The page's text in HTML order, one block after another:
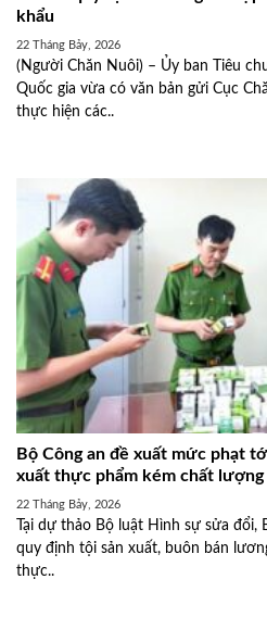
khẩu
22 Tháng Bảy, 2026
(Người Chăn Nuôi) – Ủy ban Tiêu
Quốc gia vừa có văn bản gửi Cục
thực hiện các..
Bộ Công an đề xuất mức phạt
xuất thực phẩm kém chất lượng
22 Tháng Bảy, 2026
Tại dự thảo Bộ luật Hình sự sửa đổi,
quy định tội sản xuất, buôn bán
thực..